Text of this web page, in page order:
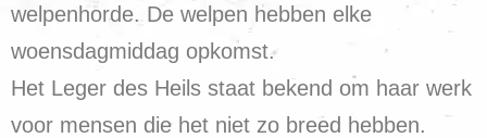
welpenhorde. De welpen hebben elke
woensdagmiddag opkomst.
Het Leger des Heils staat bekend om haar werk
voor mensen die het niet zo breed hebben.